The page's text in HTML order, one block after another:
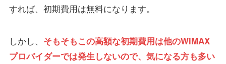
すれば、初期費用は無料になります。
しかし、 そもそもこの高額な初期費用は他のWiMAX
プロバイダーでは発生しないので、気になる方も多い